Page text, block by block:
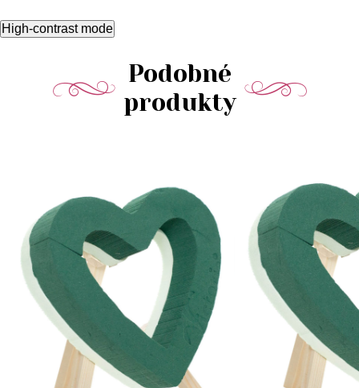
High-contrast mode
Podobné
produkty